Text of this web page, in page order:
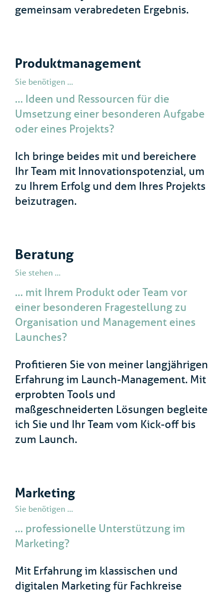
gemeinsam verabredeten Ergebnis.
Produktmanagement
Sie benötigen …
… Ideen und Ressourcen für die
Umsetzung einer besonderen Aufgabe
oder eines Projekts?
Ich bringe beides mit und bereichere
Ihr Team mit Innovationspotenzial, um
zu Ihrem Erfolg und dem Ihres Projekts
beizutragen.
Beratung
Sie stehen …
… mit Ihrem Produkt oder Team vor
einer besonderen Fragestellung zu
Organisation und Management eines
Launches?
Profitieren Sie von meiner langjährigen
Erfahrung im Launch-Management. Mit
erprobten Tools und
maßgeschneiderten Lösungen begleite
ich Sie und Ihr Team vom Kick-off bis
zum Launch.
Marketing
Sie benötigen …
… professionelle Unterstützung im
Marketing?
Mit Erfahrung im klassischen und
digitalen Marketing für Fachkreise